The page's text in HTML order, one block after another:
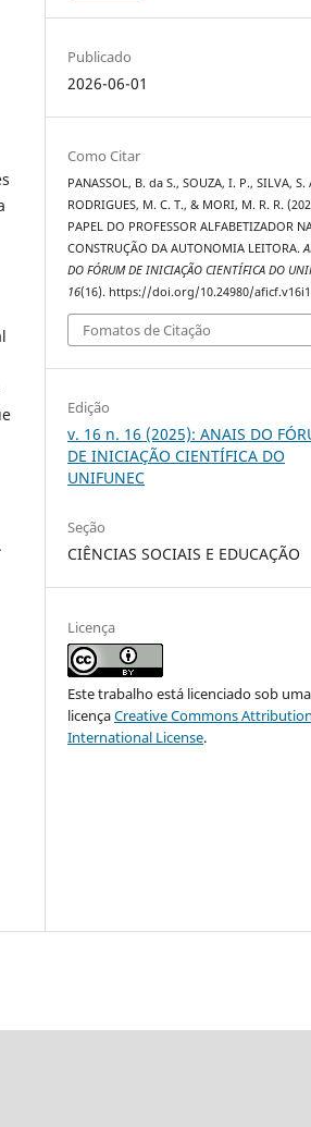
Publicado
2026-06-01
Como Citar
PANASSOL, B. da S., SOUZA, I. P., SILVA, S.
RODRIGUES, M. C. T., & MORI, M. R. R.
PAPEL DO PROFESSOR ALFABETIZADOR
CONSTRUÇÃO DA AUTONOMIA LEITORA.
DO FÓRUM DE INICIAÇÃO CIENTÍFICA DO
16(16). https://doi.org/10.24980/
Fomatos de Citação
Edição
v. 16 n. 16 (2025): ANAIS DO
DE INICIAÇÃO CIENTÍFICA DO
UNIFUNEC
Seção
CIÊNCIAS SOCIAIS E EDUCAÇÃO
Licença
Este trabalho está licenciado sob uma
licençaCreative Commons
International License.